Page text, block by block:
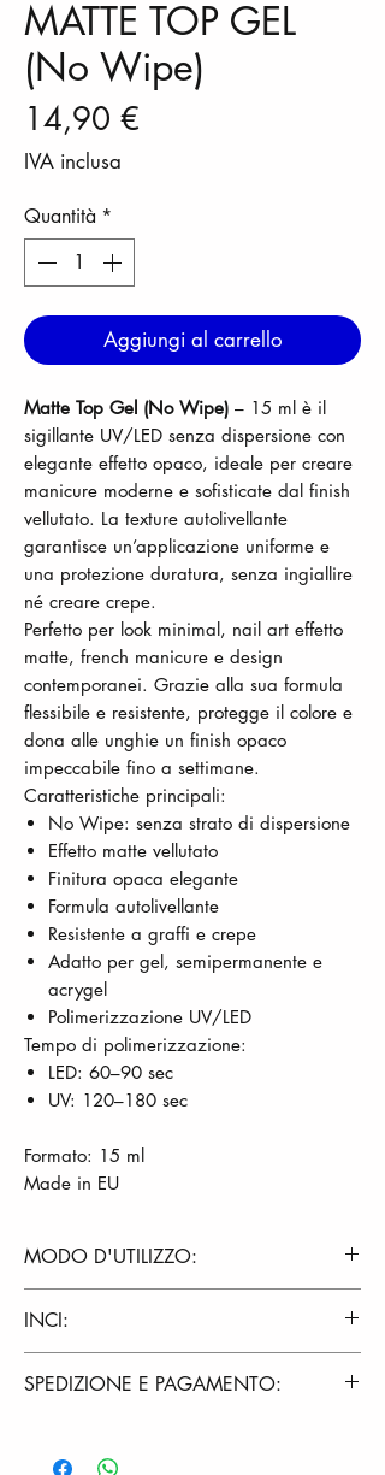
MATTE TOP GEL
(No Wipe)
14,90 €
IVA inclusa
Quantità *
Aggiungi al carrello
Matte Top Gel (No Wipe) – 15 ml è il
sigillante UV/LED senza dispersione con
elegante effetto opaco, ideale per creare
manicure moderne e sofisticate dal finish
vellutato. La texture autolivellante
garantisce un’applicazione uniforme e
una protezione duratura, senza ingiallire
né creare crepe.
Perfetto per look minimal, nail art effetto
matte, french manicure e design
contemporanei. Grazie alla sua formula
flessibile e resistente, protegge il colore e
dona alle unghie un finish opaco
impeccabile fino a settimane.
Caratteristiche principali:
No Wipe: senza strato di dispersione
Effetto matte vellutato
Finitura opaca elegante
Formula autolivellante
Resistente a graffi e crepe
Adatto per gel, semipermanente e
acrygel
Polimerizzazione UV/LED
Tempo di polimerizzazione:
LED: 60–90 sec
UV: 120–180 sec
Formato: 15 ml
Made in EU
MODO D'UTILIZZO:
opacizzarla con un buffer e pulirla
con Cleanser Kamak.
Applicare Nail Prep KAMAK
INCI:
Urethane Acrylate Oligomer,
Tetrakis(3mercaptopropionate), Silica,
SPEDIZIONE E PAGAMENTO:
ordine verrà evaso entro 24/48 ore